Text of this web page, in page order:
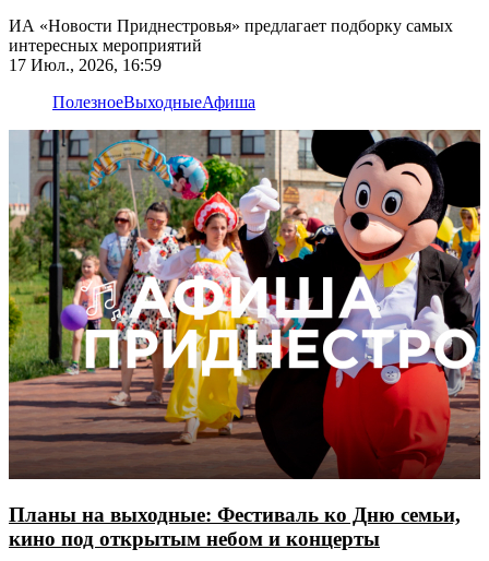
ИА «Новости Приднестровья» предлагает подборку самых
интересных мероприятий
17 Июл., 2026, 16:59
ПолезноеВыходныеАфиша
Планы на выходные: Фестиваль ко Дню семьи,
кино под открытым небом и концерты